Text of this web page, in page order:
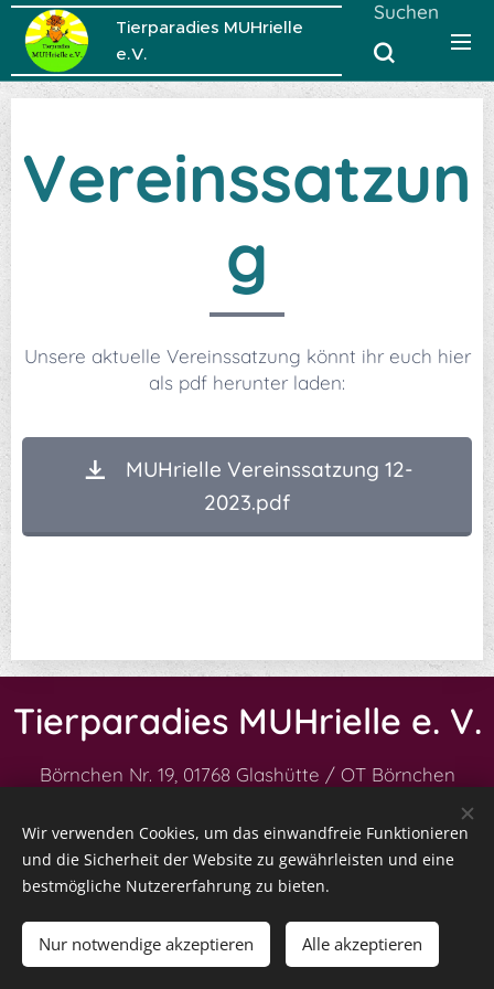
Tierparadies MUHrielle
e.V.
Suchen
Vereinssatzun
g
Unsere aktuelle Vereinssatzung könnt ihr euch hier
als pdf herunter laden:
MUHrielle Vereinssatzung 12-
2023.pdf
Tierparadies MUHrielle e. V.
Börnchen Nr. 19, 01768 Glashütte / OT Börnchen
Impressum | Datenschutz Vereinssatzung|
Kontakt|Patenschaft|
Spenden |Kooperationen
Unterstützt von Webnode Cookies
Wir verwenden Cookies, um das einwandfreie Funktionieren
und die Sicherheit der Website zu gewährleisten und eine
bestmögliche Nutzererfahrung zu bieten.
Nur notwendige akzeptieren Alle akzeptieren